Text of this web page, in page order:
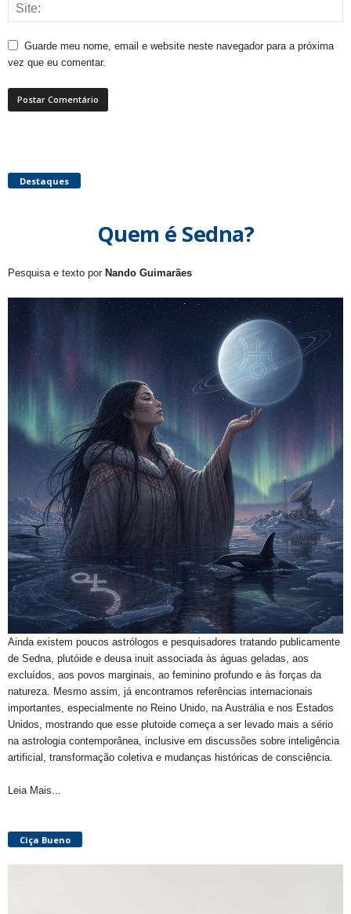
Guarde meu nome, email e website neste navegador para a próxima
vez que eu comentar.
Destaques
Quem é Sedna?
Pesquisa e texto por Nando Guimarães
Ainda existem poucos astrólogos e pesquisadores tratando publicamente
de Sedna, plutóide e deusa inuit associada às águas geladas, aos
excluídos, aos povos marginais, ao feminino profundo e às forças da
natureza. Mesmo assim, já encontramos referências internacionais
importantes, especialmente no Reino Unido, na Austrália e nos Estados
Unidos, mostrando que esse plutoide começa a ser levado mais a sério
na astrologia contemporânea, inclusive em discussões sobre inteligência
artificial, transformação coletiva e mudanças históricas de consciência.
Leia Mais...
Ciça Bueno